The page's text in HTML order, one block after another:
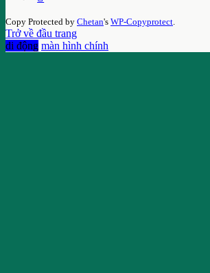
Copy Protected by Chetan's WP-Copyprotect
Trở về đầu trang
di động màn hình chính